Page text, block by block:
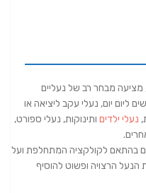
מציעה מבחר רב של נעליים
ליום יום, נעלי עקב ליציאה או
נעלי ילדים ותינוקות, נעלי ספורט,
בהתאם לקולקציה המתחלפת ועל
הרצויה ופשוט להוסיף